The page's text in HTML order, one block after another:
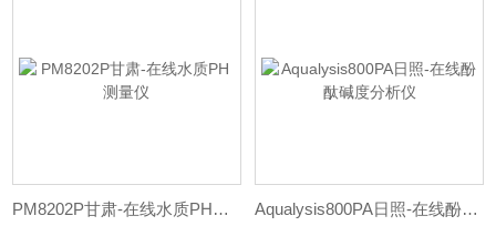
PM8202P甘肃-在线水质PH测量仪 Aqualysis800PA日照-在线酚酞碱度分析仪